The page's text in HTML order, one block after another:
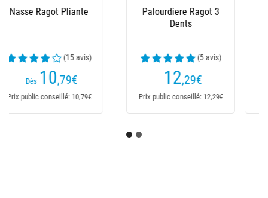
Griffe A Palourdes
(3 avis)
6,29
Prix public conseillé: 6,29€
Crochet A Crabes
Ragot
(2 avis)
6,79
Prix public conseillé: 6,79€